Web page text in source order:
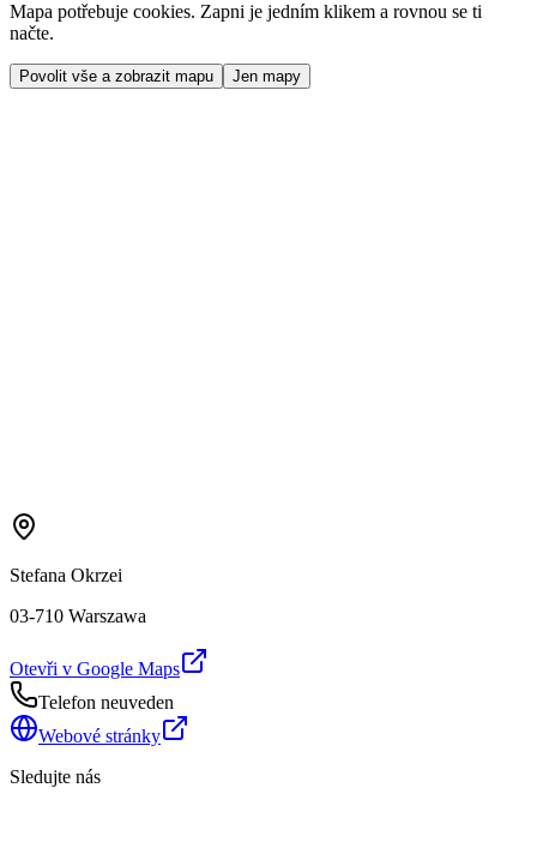
Mapa potřebuje cookies. Zapni je jedním klikem a rovnou se ti
načte.
Povolit vše a zobrazit mapu Jen mapy
Stefana Okrzei
03-710 Warszawa
Otevři v Google Maps
Telefon neuveden
Webové stránky
Sledujte nás